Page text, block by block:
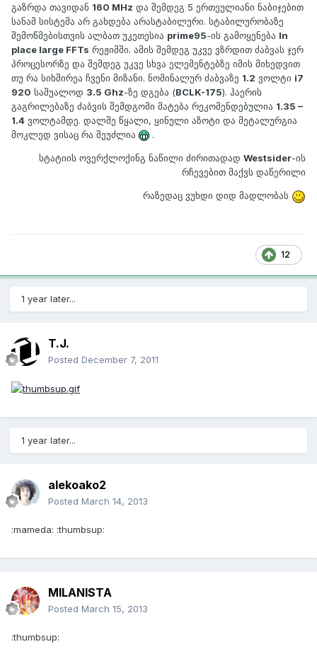
გაზრდა თავიდან 160 MHz და შემდეგ 5 ერთეულიანი ნაბიჯებით
სანამ სისტემა არ გახდება არასტაბილური. სტაბილურობაზე
შემოწმებისთვის ალბათ უკეთესია prime95-ის გამოყენება In
place large FFTs რეჟიმში. ამის შემდეგ უკვე ვზრდით ძაბვას ჯერ
პროცესორზე და შემდეგ უკვე სხვა ელემენტებზე იმის მიხედვით
თუ რა სიხშირეა ჩვენი მიზანი. ნომინალურ ძაბვაზე 1.2 ვოლტი i7
920 საშუალოდ 3.5 Ghz-ზე დგება (BCLK-175). ჰაერის
გაგრილებაზე ძაბვის შემდგომი მატება რეკომენდებულია 1.35 –
1.4 ვოლტამდე. დალშე წყალი, ყინული აზოტი და მეტალურგია
მოკლედ ვისაც რა შეუძლია
.
სტატიის ოვერქლოქინგ ნაწილი ძირითადად Westsider-ის
რჩევებით მაქვს დაწერილი
რაზედაც ვუხდი დიდ მადლობას
12
1 year later...
T.J.
Posted December 7, 2011
1 year later...
alekoako2
Posted March 14, 2013
:mameda: :thumbsup:
MILANISTA
Posted March 15, 2013
:thumbsup: